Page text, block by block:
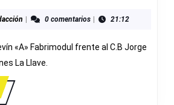
54-
JORGE
JUAN
Redacción0 comentarios 21:12
«A» Fabrimodul frente al C.B Jorge
La Llave.